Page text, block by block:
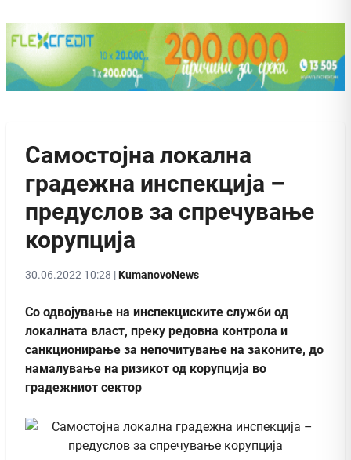
Самостојна локална
градежна инспекција –
предуслов за спречување
корупција
30.06.2022 10:28 |KumanovoNews
Со одвојување на инспекциските служби од
локалната власт, преку редовна контрола и
санкционирање за непочитување на законите, до
намалување на ризикот од корупција во
градежниот сектор